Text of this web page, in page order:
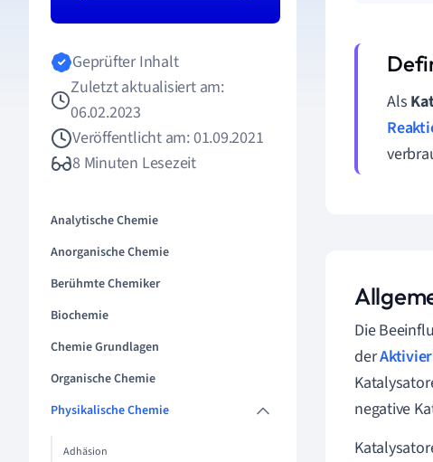
Geprüfter Inhalt
Zuletzt aktualisiert am:
06.02.2023
Veröffentlicht am: 01.09.2021
8 Minuten Lesezeit
Analytische Chemie
Anorganische Chemie
Berühmte Chemiker
Biochemie
Chemie Grundlagen
Organische Chemie
Physikalische Chemie
Adhäsion
Als
Die
der
negative